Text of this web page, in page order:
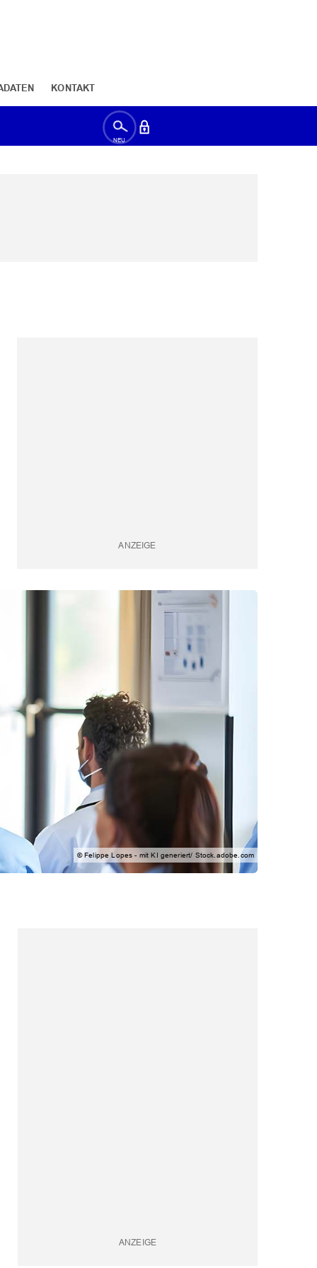
KONTAKT
© Felippe Lopes - mit KI generiert/ Stock.adobe.com